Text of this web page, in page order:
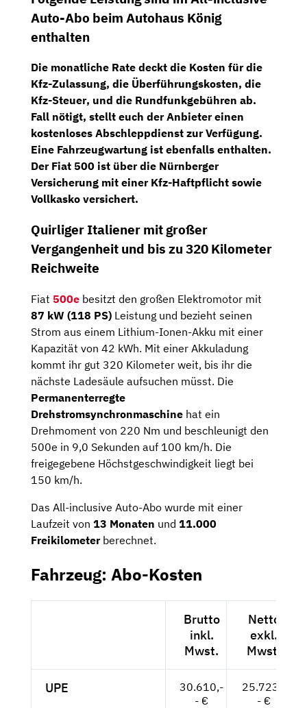
Auto-Abo beim Autohaus König
enthalten
Die monatliche Rate deckt die Kosten für die
Kfz-Zulassung, die Überführungskosten, die
Kfz-Steuer, und die Rundfunkgebühren ab.
Fall nötigt, stellt euch der Anbieter einen
kostenloses Abschleppdienst zur Verfügung.
Eine Fahrzeugwartung ist ebenfalls enthalten.
Der Fiat 500 ist über die Nürnberger
Versicherung mit einer Kfz-Haftpflicht sowie
Vollkasko versichert.
Quirliger Italiener mit großer
Vergangenheit und bis zu 320 Kilometer
Reichweite
Fiat 500e besitzt den großen Elektromotor mit
87 kW (118 PS) Leistung und bezieht seinen
Strom aus einem Lithium-Ionen-Akku mit einer
Kapazität von 42 kWh. Mit einer Akkuladung
kommt ihr gut 320 Kilometer weit, bis ihr die
nächste Ladesäule aufsuchen müsst. Die
Permanenterregte
Drehstromsynchronmaschine hat ein
Drehmoment von 220 Nm und beschleunigt den
500e in 9,0 Sekunden auf 100 km/h. Die
freigegebene Höchstgeschwindigkeit liegt bei
150 km/h.
Das All-inclusive Auto-Abo wurde mit einer
Laufzeit von 13 Monaten und 11.000
Freikilometer berechnet.
Fahrzeug: Abo-Kosten
Brutto
inkl.
Mwst.
Netto
exkl.
Mwst.
UPE
30.610,-
- €
25.723,-
- €